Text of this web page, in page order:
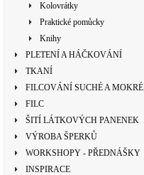
Kolovrátky
Praktické pomůcky
Knihy
PLETENÍ A HÁČKOVÁNÍ
TKANÍ
FILCOVÁNÍ SUCHÉ A MOKRÉ
FILC
ŠITÍ LÁTKOVÝCH PANENEK
VÝROBA ŠPERKŮ
WORKSHOPY - PŘEDNÁŠKY
INSPIRACE